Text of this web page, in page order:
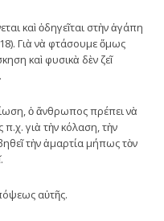
καὶ ὁδηγεῖται στὴν ἀγάπη
Γιὰ νὰ φτάσουμε ὅμως
καὶ φυσικὰ δὲν ζεῖ
ὁ ἄνθρωπος πρέπει νὰ
γιὰ τὴν κόλαση, τὴν
τὴν ἁμαρτία μήπως τὸν
αὐτῆς.